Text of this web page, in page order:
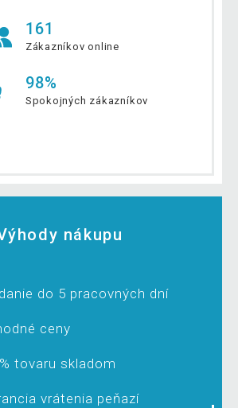
161
Zákazníkov online
98%
Spokojných zákazníkov
nákupu
do 5 pracovných dní
ceny
tovaru skladom
vrátenia peňazí